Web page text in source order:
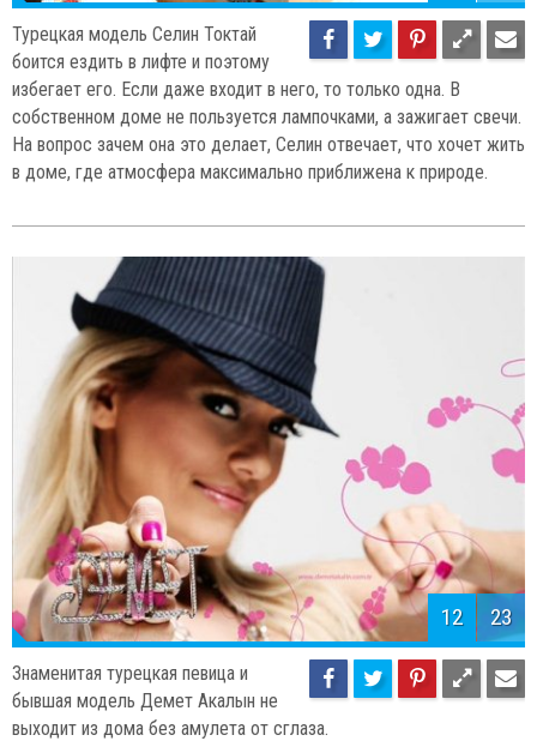
Турецкая модель Селин Токтай
боится ездить в лифте и поэтому
избегает его. Если даже входит в него, то только одна. В
собственном доме не пользуется лампочками, а зажигает свечи.
На вопрос зачем она это делает, Селин отвечает, что хочет жить
в доме, где атмосфера максимально приближена к природе.
12 23
Знаменитая турецкая певица и
бывшая модель Демет Акалын не
выходит из дома без амулета от сглаза.